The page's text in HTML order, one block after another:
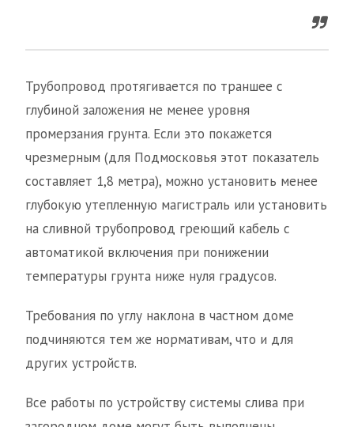
Трубопровод протягивается по траншее с
глубиной заложения не менее уровня
промерзания грунта. Если это покажется
чрезмерным (для Подмосковья этот показатель
составляет 1,8 метра), можно установить менее
глубокую утепленную магистраль или установить
на сливной трубопровод греющий кабель с
автоматикой включения при понижении
температуры грунта ниже нуля градусов.
Требования по углу наклона в частном доме
подчиняются тем же нормативам, что и для
других устройств.
Все работы по устройству системы слива при